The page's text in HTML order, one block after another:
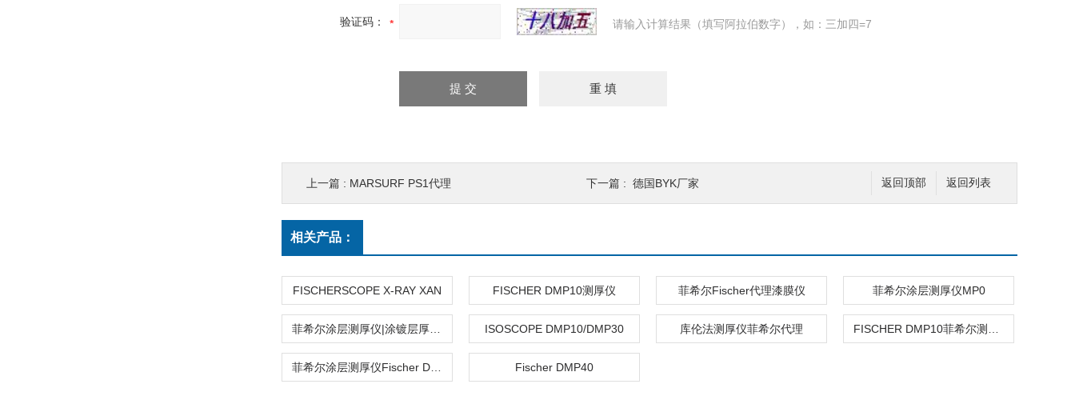
验证码： 请输入计算结果（填写阿拉伯数字），如：三加四=7
返回列表
返回顶部
上一篇 : MARSURF PS1代理 下一篇 : 德国BYK厂家
相关产品：
FISCHERSCOPE X-RAY XAN FISCHER DMP10测厚仪 菲希尔Fischer代理漆膜仪 菲希尔涂层测厚仪MP0
ISOSCOPE DMP10/DMP30 库伦法测厚仪菲希尔代理
Fischer DMP40